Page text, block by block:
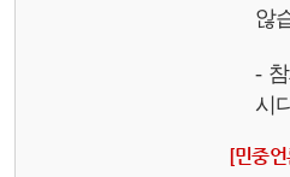
않
-
시
[민중